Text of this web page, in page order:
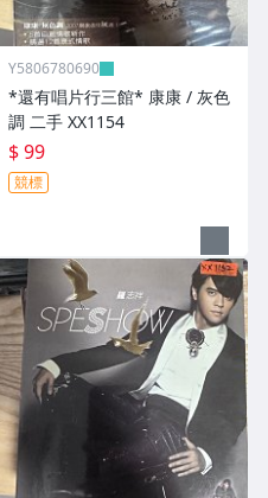
Y5806780690
*還有唱片行三館* 康康 / 灰色
調 二手 XX1154
$ 99
競標